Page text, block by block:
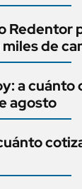
Redentor
de
a cuánto
agosto